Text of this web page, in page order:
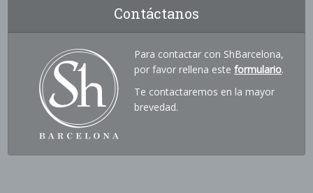
Contáctanos
Para contactar con ShBarcelona,
por favor rellena esteformulario.
Te contactaremos en la mayor
brevedad.